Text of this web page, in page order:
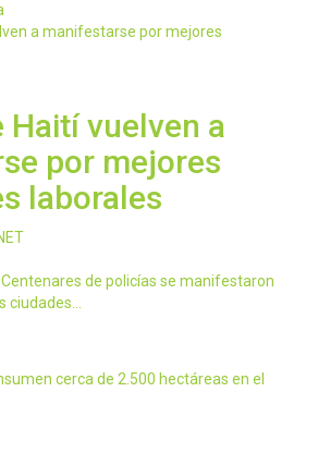
Haití vuelven a
por mejores
laborales
de policías se manifestaron
ciudades…